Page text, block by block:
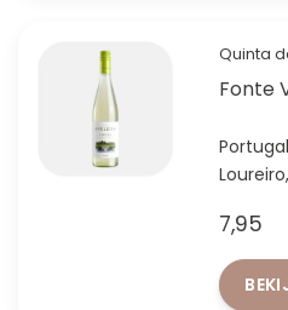
Quinta
Fonte
12
7,95